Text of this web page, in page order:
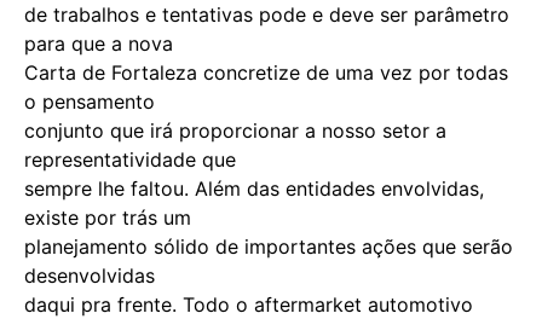
de trabalhos e tentativas pode e deve ser parâmetro
para que a nova
Carta de Fortaleza concretize de uma vez por todas
o pensamento
conjunto que irá proporcionar a nosso setor a
representatividade que
sempre lhe faltou. Além das entidades envolvidas,
existe por trás um
planejamento sólido de importantes ações que serão
desenvolvidas
daqui pra frente. Todo o aftermarket automotivo